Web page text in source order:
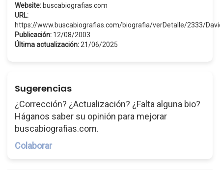
Website: buscabiografias.com
URL:
https://www.buscabiografias.com/biografia/verDetalle/2333/
Publicación: 12/08/2003
Última actualización: 21/06/2025
Sugerencias
¿Corrección? ¿Actualización? ¿Falta alguna bio?
Háganos saber su opinión para mejorar
buscabiografias.com.
Colaborar